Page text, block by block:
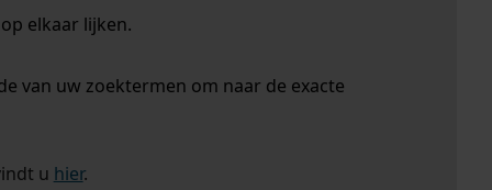
elkaar lijken.
van uw zoektermen om naar de exacte
u hier.